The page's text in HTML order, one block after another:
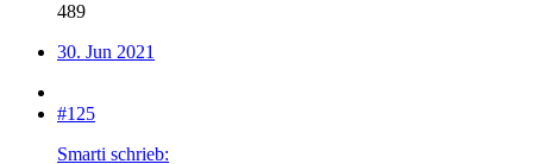
489
30. Jun 2021
#125
Smarti schrieb: